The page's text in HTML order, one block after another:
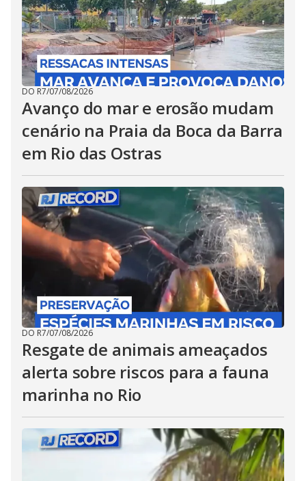
DO R7/07/08/2026
Avanço do mar e erosão mudam
cenário na Praia da Boca da Barra
em Rio das Ostras
DO R7/07/08/2026
Resgate de animais ameaçados
alerta sobre riscos para a fauna
marinha no Rio